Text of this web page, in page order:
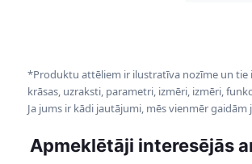
*Produktu attēliem ir ilustratīva nozīme un tie
krāsas, uzraksti, parametri, izmēri, izmēri,
Ja jums ir kādi jautājumi, mēs vienmēr
Apmeklētāji interesējās